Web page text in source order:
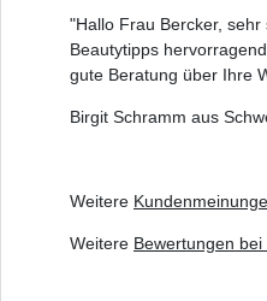
"Hallo Frau Bercker,
Beautytipps
gute Beratung über Ihre
Birgit Schramm aus
Weitere
Weitere Bewertungen